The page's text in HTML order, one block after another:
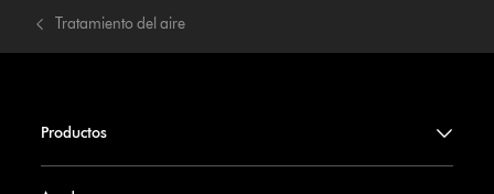
Tratamiento del aire
Productos